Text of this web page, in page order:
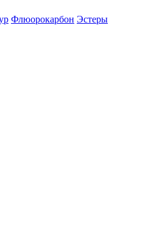
Флюорокарбон Эстеры